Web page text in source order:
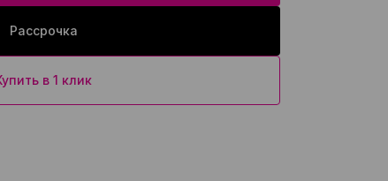
Рассрочка
в 1 клик